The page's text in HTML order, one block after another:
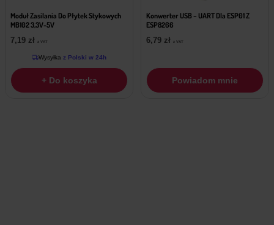
Moduł Zasilania Do Płytek Stykowych
MB102 3,3V-5V
7,19 zł z VAT
Wysyłka z Polski w 24h
+ Do koszyka
Konwerter USB – UART Dla ESP01 Z
ESP8266
6,79 zł z VAT
Powiadom mnie